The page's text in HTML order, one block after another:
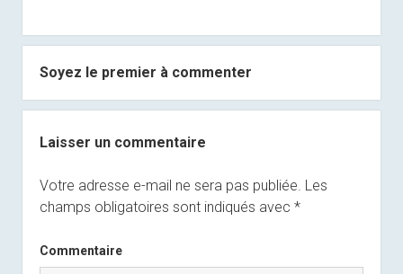
Soyez le premier à commenter
Laisser un commentaire
Votre adresse e-mail ne sera pas publiée. Les
champs obligatoires sont indiqués avec *
Commentaire